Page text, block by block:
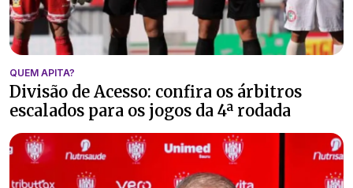
QUEM APITA?
Divisão de Acesso: confira os árbitros
escalados para os jogos da 4ª rodada